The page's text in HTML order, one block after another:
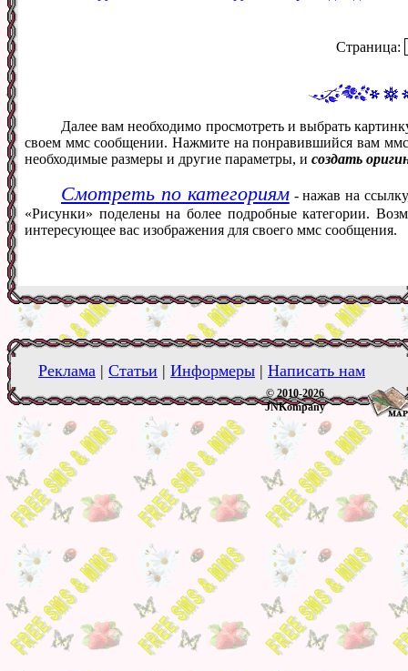
Страница:
Далее вам необходимо просмотреть и выбрать
своем ммс сообщении. Нажмите на понравившийся вам
необходимые размеры и другие параметры, и создать
Смотреть по категориям- нажав на
«Рисунки» поделены на более подробные категории.
интересующее вас изображения для своего ммс сообщения.
Реклама | Статьи | Информеры | Написать нам
© 2010-2026
JNKompany